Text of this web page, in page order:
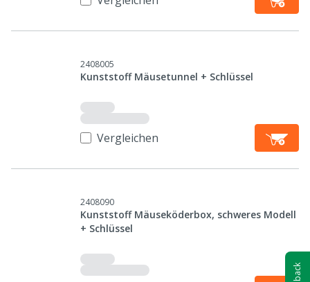
2408005
Kunststoff Mäusetunnel + Schlüssel
Vergleichen
2408090
Kunststoff Mäuseköderbox, schweres Modell
+ Schlüssel